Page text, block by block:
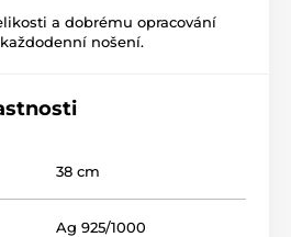
a dobrému opracování
nošení.
38 cm
Ag 925/1000